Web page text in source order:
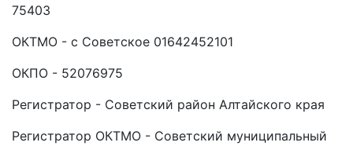
75403
ОКТМО - с Советское 01642452101
ОКПО - 52076975
Регистратор - Советский район Алтайского края
Регистратор ОКТМО - Советский муниципальный